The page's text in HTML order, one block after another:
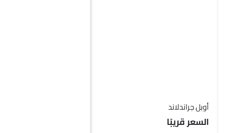
أوبل جراندلاند
السعر قريبًا